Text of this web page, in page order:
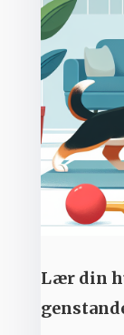
Lær din